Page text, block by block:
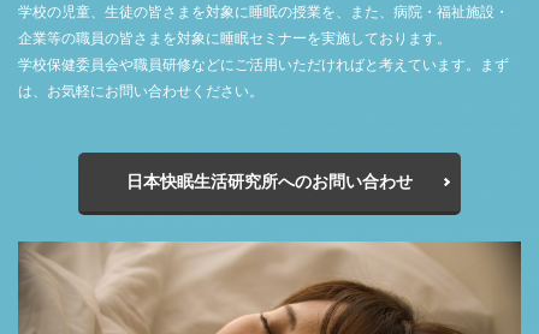
学校の児童、生徒の皆さまを対象に睡眠の授業を、また、病院・福祉施設・
企業等の職員の皆さまを対象に睡眠セミナーを実施しております。
学校保健委員会や職員研修などにご活用いただければと考えています。まず
は、お気軽にお問い合わせください。
日本快眠生活研究所へのお問い合わせ